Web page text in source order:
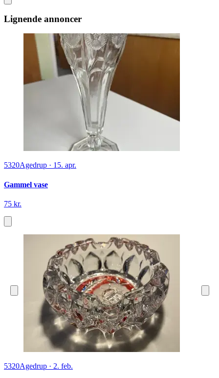
Lignende annoncer
5320Agedrup · 15. apr.
Gammel vase
75 kr.
5320Agedrup · 2. feb.